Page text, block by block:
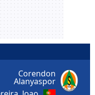
Corendon
Alanyaspor